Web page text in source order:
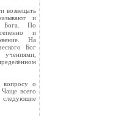
возвещать
и
Бога. По
и
На
Бог
вопросу о
всего